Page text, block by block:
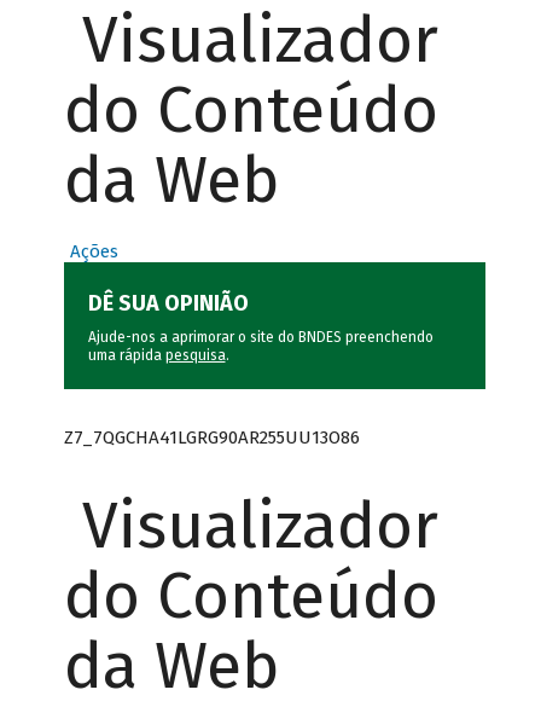
Visualizador
do Conteúdo
da Web
Ações
DÊ SUA OPINIÃO
Ajude-nos a aprimorar o site do BNDES preenchendo
uma rápida pesquisa.
Z7_7QGCHA41LGRG90AR255UU13O86
Visualizador
do Conteúdo
da Web